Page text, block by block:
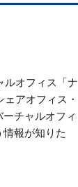
ルオフィス「ナ
アオフィス・
チャルオフィ
報が知りた